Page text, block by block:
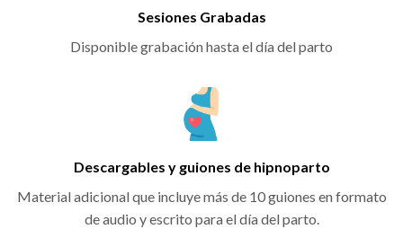
Sesiones Grabadas
Disponible grabación hasta el día del parto
Descargables y guiones de hipnoparto
Material adicional que incluye más de 10 guiones en formato
de audio y escrito para el día del parto.